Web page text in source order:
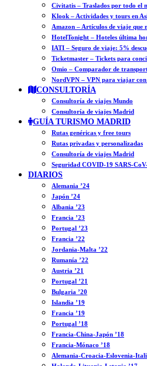
Civitatis – Traslados por todo el
Klook – Actividades y tours en
Amazon – Artículos de viaje que
HotelTonight – Hoteles última
IATI – Seguro de viaje: 5%
Ticketmaster – Tickets para
Omio – Comparador de
NordVPN – VPN para viajar
CONSULTORÍA
Consultoría de viajes Mundo
Consultoría de viajes Madrid
GUÍA TURISMO MADRID
Rutas genéricas y free tours
Rutas privadas y personalizadas
Consultoría de viajes Madrid
Seguridad COVID-19 SARS-
DIARIOS
Alemania ’24
Japón ’24
Albania ’23
Francia ’23
Portugal ’23
Francia ’22
Jordania-Malta ’22
Rumanía ’22
Austria ’21
Portugal ’21
Bulgaria ’20
Islandia ’19
Francia ’19
Portugal ’18
Francia-China-Japón ’18
Francia-Mónaco ’18
Alemania-Croacia-Eslovenia-